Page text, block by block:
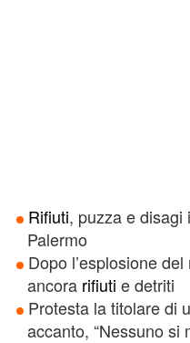
Rifiuti, puzza e disagi
Palermo
Dopo l’esplosione
ancora rifiuti e detriti
Protesta la titolare di
accanto, “Nessuno si